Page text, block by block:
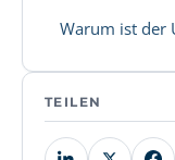
Warum ist der
TEILEN